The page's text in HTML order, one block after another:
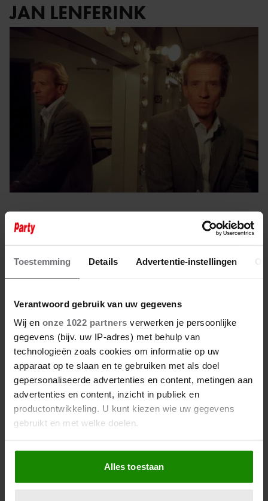
Toestemming Details Advertentie-instellingen
Verantwoord gebruik van uw gegevens
Wij en onze 1022 partners verwerken je persoonlijke
gegevens (bijv. uw IP-adres) met behulp van
technologieën zoals cookies om informatie op uw
apparaat op te slaan en te gebruiken met als doel
gepersonaliseerde advertenties en content, metingen aan
advertenties en content, inzicht in publiek en
productontwikkeling. U kunt kiezen wie uw gegevens
gebruikt en met welke doelen.
Als u het toestaat, willen we ook graag:
Informatie verzamelen over uw geografische
locatie, die tot een paar meter nauwkeurig kan zijn
Alles toestaan
JAN LENFERINK
8 maart 2026
JAN LENFERINK: DE MAN DIE DE
7 maart 2026